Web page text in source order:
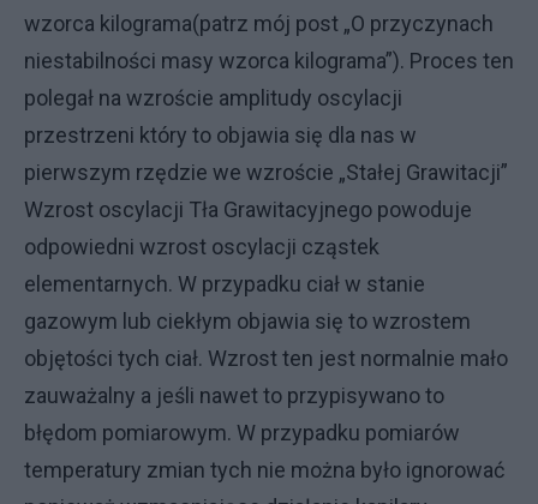
wzorca kilograma(patrz mój post „O przyczynach
niestabilności masy wzorca kilograma”). Proces ten
polegał na wzroście amplitudy oscylacji
przestrzeni który to objawia się dla nas w
pierwszym rzędzie we wzroście „Stałej Grawitacji”
Wzrost oscylacji Tła Grawitacyjnego powoduje
odpowiedni wzrost oscylacji cząstek
elementarnych. W przypadku ciał w stanie
gazowym lub ciekłym objawia się to wzrostem
objętości tych ciał. Wzrost ten jest normalnie mało
zauważalny a jeśli nawet to przypisywano to
błędom pomiarowym. W przypadku pomiarów
temperatury zmian tych nie można było ignorować